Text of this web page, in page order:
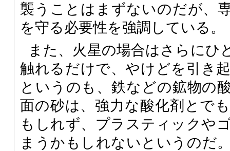
襲うことはまずないのだが、
を守る必要性を強調している。
また、火星の場合はさらにひ
触れるだけで、やけどを引き
というのも、鉄などの鉱物の
面の砂は、強力な酸化剤とで
もしれず、プラスティックや
まうかもしれないというのだ